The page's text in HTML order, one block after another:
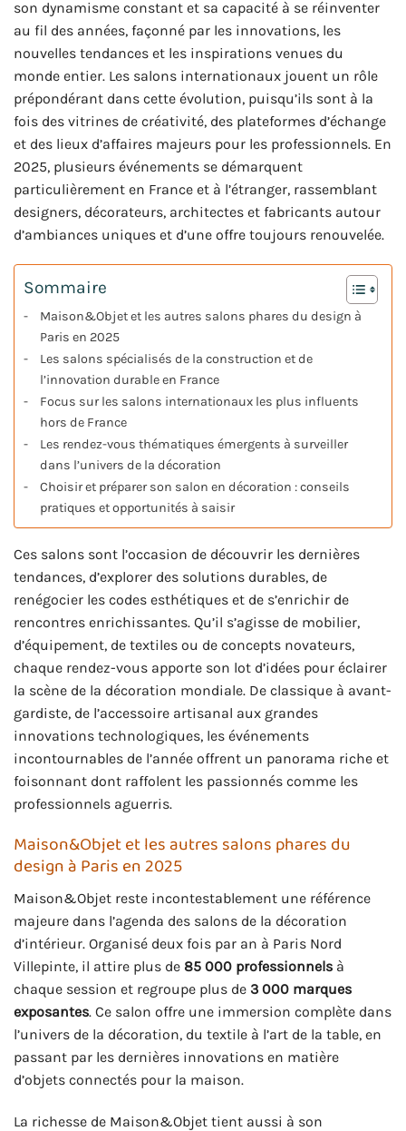
son dynamisme constant et sa capacité à se réinventer
au fil des années, façonné par les innovations, les
nouvelles tendances et les inspirations venues du
monde entier. Les salons internationaux jouent un rôle
prépondérant dans cette évolution, puisqu’ils sont à la
fois des vitrines de créativité, des plateformes d’échange
et des lieux d’affaires majeurs pour les professionnels. En
2025, plusieurs événements se démarquent
particulièrement en France et à l’étranger, rassemblant
designers, décorateurs, architectes et fabricants autour
d’ambiances uniques et d’une offre toujours renouvelée.
Sommaire
Maison&Objet et les autres salons phares du design à
Paris en 2025
Les salons spécialisés de la construction et de
l’innovation durable en France
Focus sur les salons internationaux les plus influents
hors de France
Les rendez-vous thématiques émergents à surveiller
dans l’univers de la décoration
Choisir et préparer son salon en décoration : conseils
pratiques et opportunités à saisir
Ces salons sont l’occasion de découvrir les dernières
tendances, d’explorer des solutions durables, de
renégocier les codes esthétiques et de s’enrichir de
rencontres enrichissantes. Qu’il s’agisse de mobilier,
d’équipement, de textiles ou de concepts novateurs,
chaque rendez-vous apporte son lot d’idées pour éclairer
la scène de la décoration mondiale. De classique à avant-
gardiste, de l’accessoire artisanal aux grandes
innovations technologiques, les événements
incontournables de l’année offrent un panorama riche et
foisonnant dont raffolent les passionnés comme les
professionnels aguerris.
Maison&Objet et les autres salons phares du
design à Paris en 2025
Maison&Objet reste incontestablement une référence
majeure dans l’agenda des salons de la décoration
d’intérieur. Organisé deux fois par an à Paris Nord
Villepinte, il attire plus de 85 000 professionnels à
chaque session et regroupe plus de 3 000 marques
exposantes. Ce salon offre une immersion complète dans
l’univers de la décoration, du textile à l’art de la table, en
passant par les dernières innovations en matière
d’objets connectés pour la maison.
La richesse de Maison&Objet tient aussi à son